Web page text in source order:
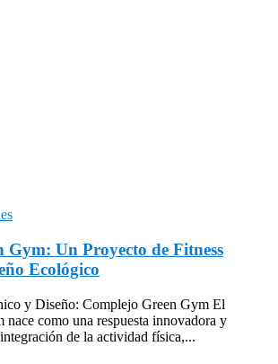
Gym: Un Proyecto de Fitness
Ecológico
y Diseño: Complejo Green Gym El
nace como una respuesta innovadora y
de la actividad física,...